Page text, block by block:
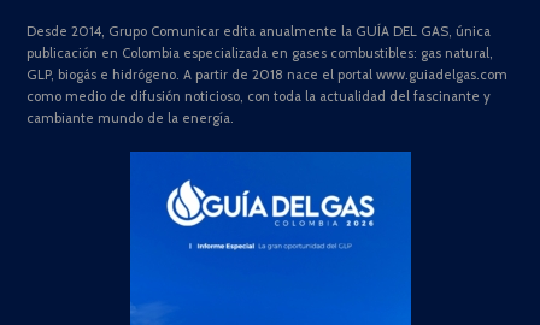
Desde 2014, Grupo Comunicar edita anualmente la GUÍA DEL GAS, única
publicación en Colombia especializada en gases combustibles: gas natural,
GLP, biogás e hidrógeno. A partir de 2018 nace el portal www.guiadelgas.com
como medio de difusión noticioso, con toda la actualidad del fascinante y
cambiante mundo de la energía.